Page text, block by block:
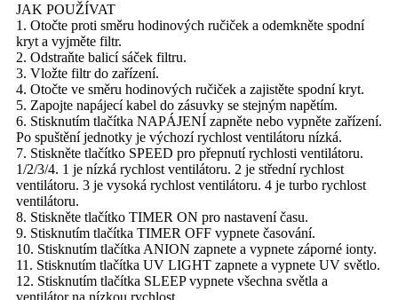
JAK POUŽÍVAT
1. Otočte proti směru hodinových ručiček a odemkněte spodní
kryt a vyjměte filtr.
2. Odstraňte balicí sáček filtru.
3. Vložte filtr do zařízení.
4. Otočte ve směru hodinových ručiček a zajistěte spodní kryt.
5. Zapojte napájecí kabel do zásuvky se stejným napětím.
6. Stisknutím tlačítka NAPÁJENÍ zapněte nebo vypněte zařízení.
Po spuštění jednotky je výchozí rychlost ventilátoru nízká.
7. Stiskněte tlačítko SPEED pro přepnutí rychlosti ventilátoru.
1/2/3/4. 1 je nízká rychlost ventilátoru. 2 je střední rychlost
ventilátoru. 3 je vysoká rychlost ventilátoru. 4 je turbo rychlost
ventilátoru.
8. Stiskněte tlačítko TIMER ON pro nastavení času.
9. Stisknutím tlačítka TIMER OFF vypnete časování.
10. Stisknutím tlačítka ANION zapnete a vypnete záporné ionty.
11. Stisknutím tlačítka UV LIGHT zapnete a vypnete UV světlo.
12. Stisknutím tlačítka SLEEP vypnete všechna světla a
ventilátor na nízkou rychlost.